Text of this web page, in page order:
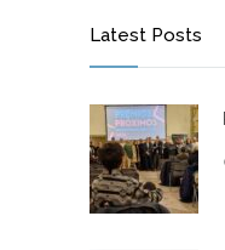
Latest Posts